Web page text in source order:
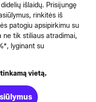
išlaidų. Prisijungę
rinkitės iš
patogiu apsipirkimu su
ne tik stiliaus atradimai,
lyginant su
vietą.